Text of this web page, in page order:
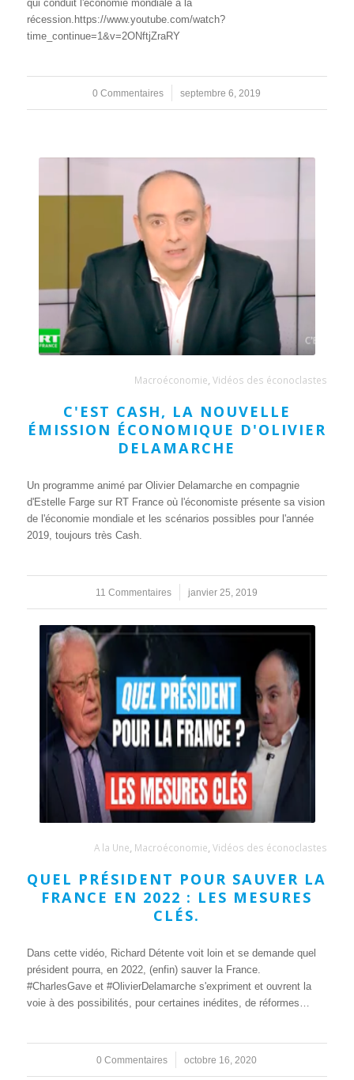
qui conduit l'économie mondiale à la
récession.https://www.youtube.com/watch?
time_continue=1&v=2ONftjZraRY
0 Commentaires
/ septembre 6, 2019
Macroéconomie ,Vidéos des éconoclastes
C'EST CASH, LA NOUVELLE
ÉMISSION ÉCONOMIQUE D'OLIVIER
DELAMARCHE
Un programme animé par Olivier Delamarche en compagnie
d'Estelle Farge sur RT France où l'économiste présente sa vision
de l'économie mondiale et les scénarios possibles pour l'année
2019, toujours très Cash.
11 Commentaires
/ janvier 25, 2019
A la Une Macroéconomie ,Vidéos des éconoclastes
QUEL PRÉSIDENT POUR SAUVER LA
FRANCE EN 2022 : LES MESURES
CLÉS.
Dans cette vidéo, Richard Détente voit loin et se demande quel
président pourra, en 2022, (enfin) sauver la France.
#CharlesGave et #OlivierDelamarche s'expriment et ouvrent la
voie à des possibilités, pour certaines inédites, de réformes…
0 Commentaires
/ octobre 16, 2020